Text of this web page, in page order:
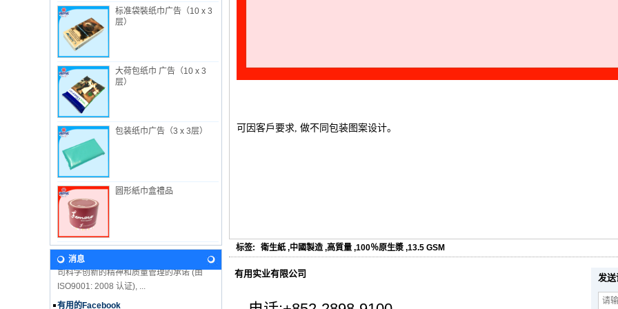
标准袋裝纸巾广告（10 x 3
层）
大荷包纸巾 广告（10 x 3
层）
包装纸巾广告（3 x 3层）
圆形紙巾盒禮品
消息
关于我们
萬益行工业有限公司 成立于 1982年, 总部设
在香港, 工厂在中国惠州, 专生产一次性卫生
用品。 除了向内地市场销售外, 萬益行的产
品也远销世界各地...
新闻
2018年婴儿展期间，我们来参观吧！ 我们期
待在这里见到你！ 香港婴儿用品展 2018年1
月8日至11日展位：3F-B11 万益行实业有限
公司 香港会议展览中...
我们的愿景
在未来, 萬益行将继续沿着从公司名称和徽标
中获得的原则和价值进行开发。致力延續公
司科学创新的精神和质量管理的承诺 (由
ISO9001: 2008 认证), ...
有用的Facebook
我们很高兴地宣布USEFUL在Facebook上！
可因客戶要求, 做不同包装图案设计。
标签: 衛生紙,中國製造,高質量 ,100％原生漿 ,13.5 GSM
有用实业有限公司 发